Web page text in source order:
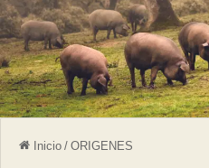
Inicio / ORIGENES